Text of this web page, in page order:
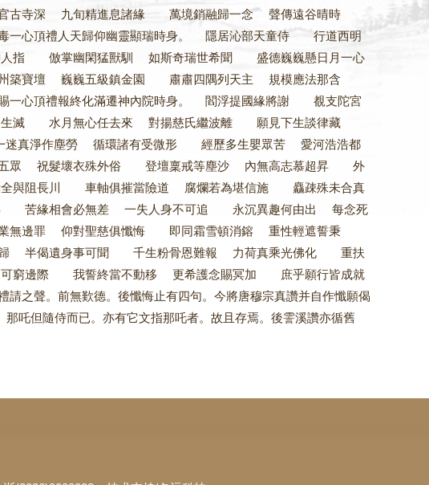
古寺深 九旬精進息諸緣 萬境銷融歸一念 聲傳遠谷晴時
頂禮人天歸仰幽靈顯瑞時身。 隱居沁部天童侍 行道西明
指 倣掌幽閑猛獸馴 如斯奇瑞世希聞 盛德巍巍懸日月一心
築寶壇 巍巍五級鎮金園 肅肅四隅列天主 規模應法那含
頂禮報終化滿遷神內院時身。 閻浮提國緣將謝 覩支陀宮
生滅 水月無心任去來 對揚慈氏繼波離 願見下生談律藏
迷真淨作塵勞 循環諸有受微形 經歷多生嬰眾苦 愛河浩浩都
眾 祝髮壞衣殊外俗 登壇稟戒等塵沙 內無高志慕超昇 外
與阻長川 車軸俱摧當險道 腐爛若為堪信施 麤疎殊未合真
苦緣相會必無差 一失人身不可追 永沉異趣何由出 每念死
邊罪 仰對聖慈俱懺悔 即同霜雪頓消鎔 重性輕遮誓秉
半偈遺身事可聞 千生粉骨恩難報 力荷真乘光佛化 重扶
窮邊際 我誓終當不動移 更希護念賜冥加 庶乎願行皆成就
聲。前無歎德。後懺悔止有四句。今將唐穆宗真讚并自作懺願偈
吒但隨侍而已。亦有它文指那吒者。故且存焉。後霅溪讚亦循舊